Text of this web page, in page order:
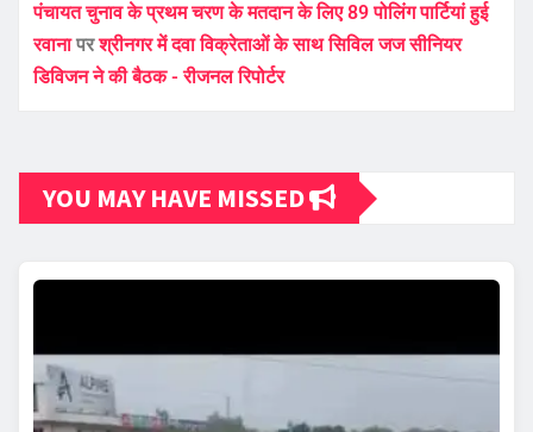
पंचायत चुनाव के प्रथम चरण के मतदान के लिए 89 पोलिंग पार्टियां हुई
रवानापरश्रीनगर में दवा विक्रेताओं के साथ सिविल जज सीनियर
डिविजन ने की बैठक - रीजनल रिपोर्टर
YOU MAY HAVE MISSED